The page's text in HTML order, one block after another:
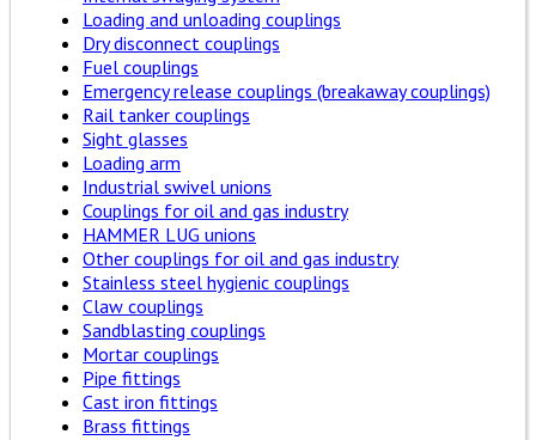
Loading and unloading couplings
Dry disconnect couplings
Fuel couplings
Emergency release couplings (breakaway couplings)
Rail tanker couplings
Sight glasses
Loading arm
Industrial swivel unions
Couplings for oil and gas industry
HAMMER LUG unions
Other couplings for oil and gas industry
Stainless steel hygienic couplings
Claw couplings
Sandblasting couplings
Mortar couplings
Pipe fittings
Cast iron fittings
Brass fittings